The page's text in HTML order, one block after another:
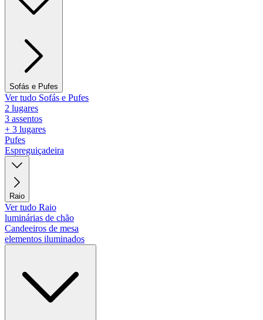
Sofás e Pufes
Ver tudo Sofás e Pufes
2 lugares
3 assentos
+ 3 lugares
Pufes
Espreguiçadeira
Raio
Ver tudo Raio
luminárias de chão
Candeeiros de mesa
elementos iluminados